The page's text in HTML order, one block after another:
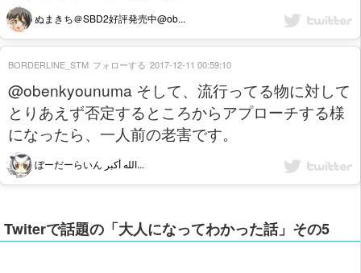
ぬまきち＠SBD2好評発売中@ob...
@obenkyounuma そして、流行ってる物に対して
とりあえず否定するところからアプローチする様
になったら、一人前の老害です。
ぼーだーらいん الله أكبر...
BORDERLINE_STM フォローする 2017-12-11 00:59:10
Twiterで話題の「大人になってわかった話」その5